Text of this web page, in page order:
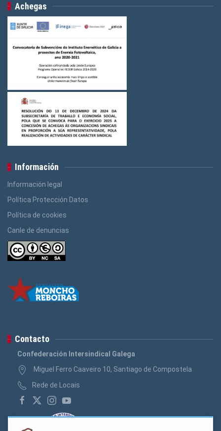
Achegas
Información
Información legal
Política Protección Datos
Política de cookies
Canle de denuncias
Contacto
Confederación Intersindical Galega
Miguel Ferro Caaveiro 10, Santiago de Compostela
Rede de Locais